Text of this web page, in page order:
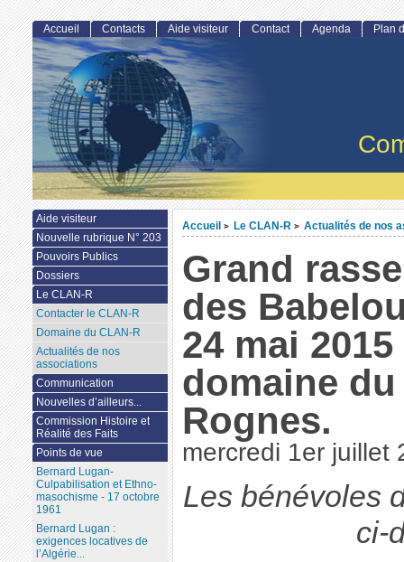
Accueil > Le CLAN-R > Actualités de nos
Grand
des
24 mai 2015
domaine
Rognes.
mercredi 1er juillet
Les bénévoles
ci-
Accueil Contacts Aide visiteur Contact Agenda Plan
Aide visiteur
Nouvelle rubrique N° 203
Pouvoirs Publics
Dossiers
Le CLAN-R
Contacter le CLAN-R
Domaine du CLAN-R
Actualités de nos
associations
Communication
Nouvelles d’ailleurs...
Commission Histoire et
Réalité des Faits
Points de vue
Bernard Lugan-
Culpabilisation et Ethno-
masochisme - 17 octobre
1961
Bernard Lugan :
exigences locatives de
l’Algérie...